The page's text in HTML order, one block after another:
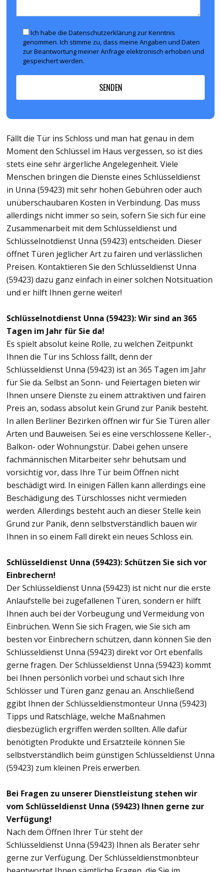
Ich habe die Datenschutzerklärung zur Kenntnis
genommen. Ich stimme zu, dass meine Angaben und Daten
zur Beantwortung meiner Anfrage elektronisch erhoben und
gespeichert werden.
Fällt die Tür ins Schloss und man hat genau in dem
Moment den Schlüssel im Haus vergessen, so ist dies
stets eine sehr ärgerliche Angelegenheit. Viele
Menschen bringen die Dienste eines Schlüsseldienst
in Unna (59423) mit sehr hohen Gebühren oder auch
unüberschaubaren Kosten in Verbindung. Das muss
allerdings nicht immer so sein, sofern Sie sich für eine
Zusammenarbeit mit dem Schlüsseldienst und
Schlüsselnotdienst Unna (59423) entscheiden. Dieser
öffnet Türen jeglicher Art zu fairen und verlässlichen
Preisen. Kontaktieren Sie den Schlüsseldienst Unna
(59423) dazu ganz einfach in einer solchen Notsituation
und er hilft Ihnen gerne weiter!
Schlüsselnotdienst Unna (59423): Wir sind an 365
Tagen im Jahr für Sie da!
Es spielt absolut keine Rolle, zu welchen Zeitpunkt
Ihnen die Tür ins Schloss fällt, denn der
Schlüsseldienst Unna (59423) ist an 365 Tagen im Jahr
für Sie da. Selbst an Sonn- und Feiertagen bieten wir
Ihnen unsere Dienste zu einem attraktiven und fairen
Preis an, sodass absolut kein Grund zur Panik besteht.
In allen Berliner Bezirken öffnen wir für Sie Türen aller
Arten und Bauweisen. Sei es eine verschlossene Keller-,
Balkon- oder Wohnungstür. Dabei gehen unsere
fachmännischen Mitarbeiter sehr behutsam und
vorsichtig vor, dass Ihre Tür beim Öffnen nicht
beschädigt wird. In einigen Fällen kann allerdings eine
Beschädigung des Türschlosses nicht vermieden
werden. Allerdings besteht auch an dieser Stelle kein
Grund zur Panik, denn selbstverständlich bauen wir
Ihnen in so einem Fall direkt ein neues Schloss ein.
Schlüsseldienst Unna (59423): Schützen Sie sich vor
Einbrechern!
Der Schlüsseldienst Unna (59423) ist nicht nur die erste
Anlaufstelle bei zugefallenen Türen, sondern er hilft
Ihnen auch bei der Vorbeugung und Vermeidung von
Einbrüchen. Wenn Sie sich Fragen, wie Sie sich am
besten vor Einbrechern schützen, dann können Sie den
Schlüsseldienst Unna (59423) direkt vor Ort ebenfalls
gerne fragen. Der Schlüsseldienst Unna (59423) kommt
bei Ihnen persönlich vorbei und schaut sich Ihre
Schlösser und Türen ganz genau an. Anschließend
ggibt Ihnen der Schlüsseldienstmonteur Unna (59423)
Tipps und Ratschläge, welche Maßnahmen
diesbezüglich ergriffen werden sollten. Alle dafür
benötigten Produkte und Ersatzteile können Sie
selbstverständlich beim günstigen Schlüsseldienst Unna
(59423) zum kleinen Preis erwerben.
Bei Fragen zu unserer Dienstleistung stehen wir
vom Schlüsseldienst Unna (59423) Ihnen gerne zur
Verfügung!
Nach dem Öffnen Ihrer Tür steht der
Schlüsseldienst Unna (59423) Ihnen als Berater sehr
gerne zur Verfügung. Der Schlüsseldienstmonbteur